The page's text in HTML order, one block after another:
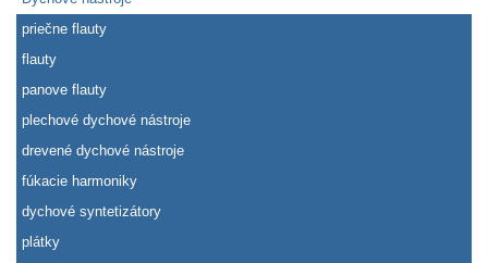
priečne flauty
flauty
panove flauty
plechové dychové nástroje
drevené dychové nástroje
fúkacie harmoniky
dychové syntetizátory
plátky